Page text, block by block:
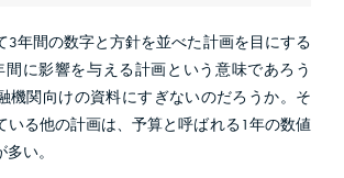
3年間の数字と方針を並べた計画を目にする
に影響を与える計画という意味であろう
機関向けの資料にすぎないのだろうか。そ
いる他の計画は、予算と呼ばれる1年の数値
い。